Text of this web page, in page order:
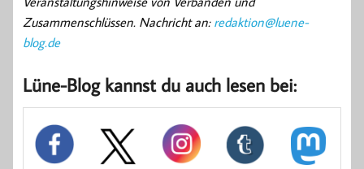
Zusammenschlüssen. Nachricht an: redaktion@luene-
blog.de
Lüne-Blog kannst du auch lesen bei: